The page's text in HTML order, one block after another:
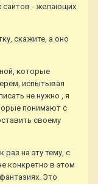
сайтов - желающих
скажите, а оно
которые
испытывая
не нужно , я
понимают с
своему
раз на эту тему, с
конкретно в этом
Это